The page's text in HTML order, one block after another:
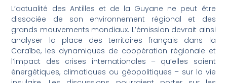
L’actualité des Antilles et de la Guyane ne peut être
dissociée de son environnement régional et des
grands mouvements mondiaux. L’émission devrait ainsi
analyser la place des territoires français dans la
Caraïbe, les dynamiques de coopération régionale et
l’impact des crises internationales – qu’elles soient
énergétiques, climatiques ou géopolitiques – sur la vie